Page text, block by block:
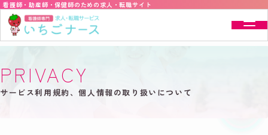
看護師・助産師・保健師のための求人・転職サイト
PRIVACY
サービス利用規約、個人情報の取り扱いについて